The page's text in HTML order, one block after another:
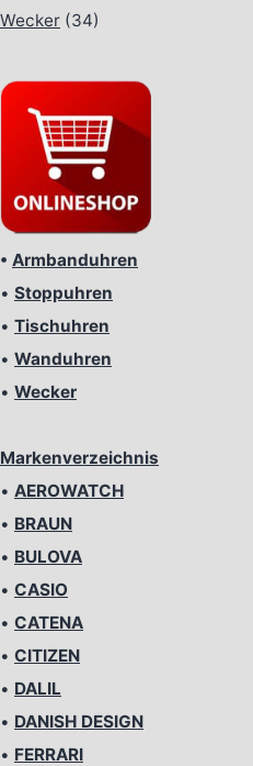
Wecker (34)
• Armbanduhren
• Stoppuhren
• Tischuhren
• Wanduhren
• Wecker
Markenverzeichnis
• AEROWATCH
• BRAUN
• BULOVA
• CASIO
• CATENA
• CITIZEN
• DALIL
• DANISH DESIGN
• FERRARI